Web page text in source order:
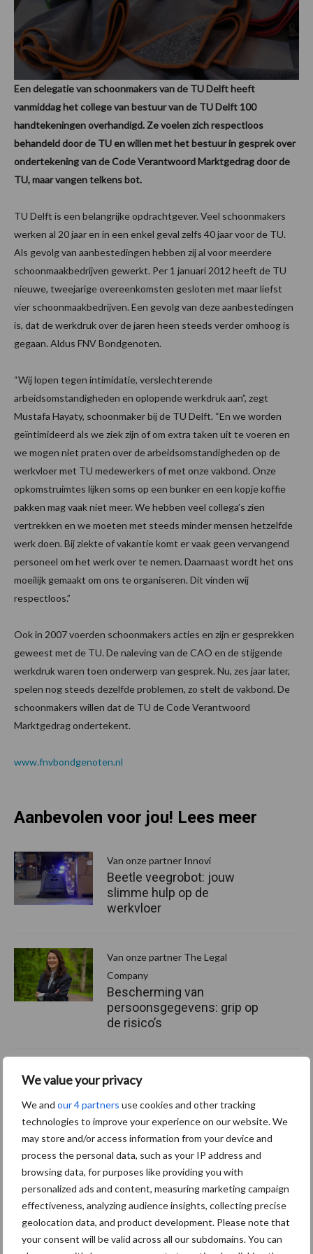
We value your privacy
We and our 4 partners use cookies and other tracking
technologies to improve your experience on our website. We
may store and/or access information from your device and
process the personal data, such as your IP address and
browsing data, for purposes like providing you with
personalized ads and content, measuring marketing campaign
effectiveness, analyzing audience insights, collecting precise
geolocation data, and product development. Please note that
your consent will be valid across all our subdomains. You can
Een delegatie van schoonmakers van de TU Delft heeft
vanmiddag het college van bestuur van de TU Delft 100
handtekeningen overhandigd. Ze voelen zich respectloos
behandeld door de TU en willen met het bestuur in gesprek over
ondertekening van de Code Verantwoord Marktgedrag door de
TU, maar vangen telkens bot.
TU Delft is een belangrijke opdrachtgever. Veel schoonmakers
werken al 20 jaar en in een enkel geval zelfs 40 jaar voor de TU.
Als gevolg van aanbestedingen hebben zij al voor meerdere
schoonmaakbedrijven gewerkt. Per 1 januari 2012 heeft de TU
nieuwe, tweejarige overeenkomsten gesloten met maar liefst
vier schoonmaakbedrijven. Een gevolg van deze aanbestedingen
is, dat de werkdruk over de jaren heen steeds verder omhoog is
gegaan. Aldus FNV Bondgenoten.
“Wij lopen tegen intimidatie, verslechterende
arbeidsomstandigheden en oplopende werkdruk aan”, zegt
Mustafa Hayaty, schoonmaker bij de TU Delft. “En we worden
geïntimideerd als we ziek zijn of om extra taken uit te voeren en
we mogen niet praten over de arbeidsomstandigheden op de
werkvloer met TU medewerkers of met onze vakbond. Onze
opkomstruimtes lijken soms op een bunker en een kopje koffie
pakken mag vaak niet meer. We hebben veel collega’s zien
vertrekken en we moeten met steeds minder mensen hetzelfde
werk doen. Bij ziekte of vakantie komt er vaak geen vervangend
personeel om het werk over te nemen. Daarnaast wordt het ons
moeilijk gemaakt om ons te organiseren. Dit vinden wij
respectloos.”
Ook in 2007 voerden schoonmakers acties en zijn er gesprekken
geweest met de TU. De naleving van de CAO en de stijgende
werkdruk waren toen onderwerp van gesprek. Nu, zes jaar later,
spelen nog steeds dezelfde problemen, zo stelt de vakbond. De
schoonmakers willen dat de TU de Code Verantwoord
Marktgedrag ondertekent.
www.fnvbondgenoten.nl
Aanbevolen voor jou! Lees meer
Van onze partner Innovi
Beetle veegrobot: jouw
slimme hulp op de
werkvloer
Van onze partner The Legal
Company
Bescherming van
persoonsgegevens: grip op
de risico’s
arbeidscontracten kent
mitsen en maren
Thema's Vakpartners